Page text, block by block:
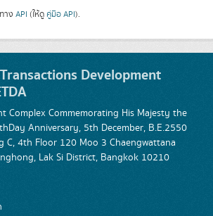
าง API (ให้ดู คู่มือ API).
Development
Complex Commemorating His Majesty the
Anniversary, 5th December, B.E.2550
C, 4th Floor 120 Moo 3 Chaengwattana
Lak Si District, Bangkok 10210